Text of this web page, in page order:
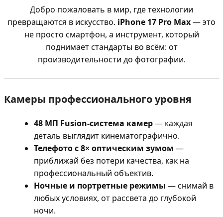
Добро пожаловать в мир, где технологии
превращаются в искусство. iPhone 17 Pro Max— это
не просто смартфон, а инструмент, который
поднимает стандарты во всём: от
производительности до фотографии.
Камеры профессионального уровня
48 МП Fusion-система камер— каждая
деталь выглядит кинематографично.
Телефото с 8× оптическим зумом —
приближай без потери качества, как на
профессиональный объектив.
Ночные и портретные режимы — снимай в
любых условиях, от рассвета до глубокой
ночи.